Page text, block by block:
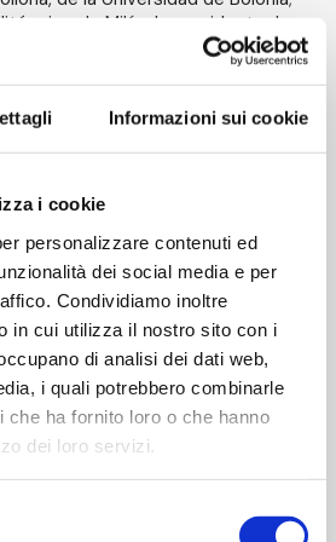
Informazioni sui cookie
i cookie
personalizzare contenuti ed
dei social media e per
Condividiamo inoltre
in cui utilizza il nostro sito con i
di analisi dei dati web,
i quali potrebbero combinarle
che ha fornito loro o che hanno
dei loro servizi.
de Milán; la presidenta de
la Lucha contra el
Laura Vitelli, de la
Stasi, Francesca Piraino y Fabio